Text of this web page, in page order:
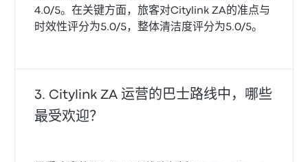
4.0/5。在关键方面，旅客对Citylink ZA的准点与
时效性评分为5.0/5，整体清洁度评分为5.0/5。
Citylink ZA 运营的巴士路线中，哪些
最受欢迎？